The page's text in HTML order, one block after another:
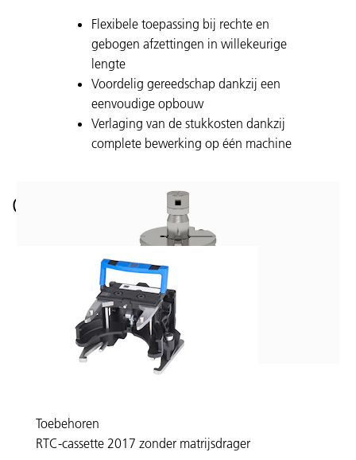
Flexibele toepassing bij rechte en
gebogen afzettingen in willekeurige
lengte
Voordelig gereedschap dankzij een
eenvoudige opbouw
Verlaging van de stukkosten dankzij
complete bewerking op één machine
Overige producten
Toebehoren
RTC-cassette 2017 zonder matrijsdrager